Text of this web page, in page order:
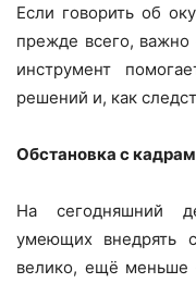
Если говорить об
прежде всего, важно
инструмент
решений и, как
Обстановка с
На сегодняшний
умеющих внедрять
велико, ещё меньше